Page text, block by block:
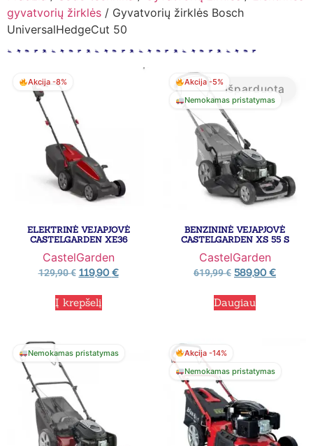
gyvatvorių žirklės / Gyvatvorių žirklės Bosch
UniversalHedgeCut 50
Akcija -8%
ELEKTRINĖ VEJAPJOVĖ
CASTELGARDEN XE36
CastelGarden
129,90€ 119,90€
Į krepšelį
Akcija -5%
Nemokamas pristatymas
Išparduota
BENZININĖ VEJAPJOVĖ
CASTELGARDEN XS 55 S
CastelGarden
619,99€ 589,90€
Daugiau
Nemokamas pristatymas
Akcija -14%
Nemokamas pristatymas